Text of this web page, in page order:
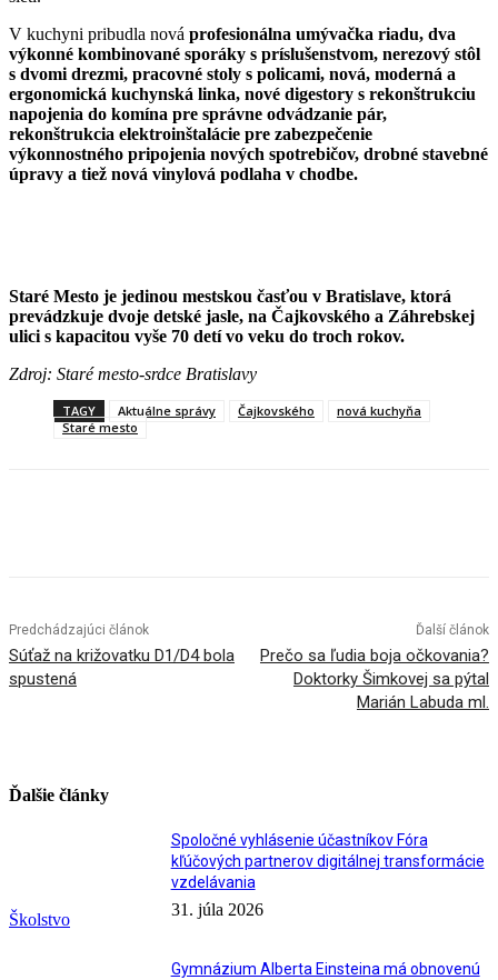
V kuchyni pribudla nová profesionálna umývačka riadu, dva
výkonné kombinované sporáky s príslušenstvom, nerezový stôl
s dvomi drezmi, pracovné stoly s policami, nová, moderná a
ergonomická kuchynská linka, nové digestory s rekonštrukciu
napojenia do komína pre správne odvádzanie pár,
rekonštrukcia elektroinštalácie pre zabezpečenie
výkonnostného pripojenia nových spotrebičov, drobné stavebné
úpravy a tiež nová vinylová podlaha v chodbe.
Staré Mesto je jedinou mestskou časťou v Bratislave, ktorá
prevádzkuje dvoje detské jasle, na Čajkovského a Záhrebskej
ulici s kapacitou vyše 70 detí vo veku do troch rokov.
Zdroj: Staré mesto-srdce Bratislavy
TAGY Aktuálne správy Čajkovského
nová kuchyňa
Staré mesto
Predchádzajúci článok
Súťaž na križovatku D1/D4 bola
spustená
Ďalší článok
Prečo sa ľudia boja očkovania?
Doktorky Šimkovej sa pýtal
Marián Labuda ml.
Ďalšie články
Školstvo
Spoločné vyhlásenie účastníkov Fóra
kľúčových partnerov digitálnej transformácie
vzdelávania
31. júla 2026
Gymnázium Alberta Einsteina má obnovenú